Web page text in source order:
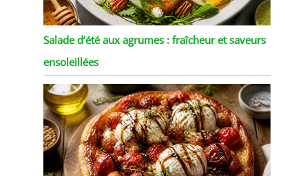
Salade d’été aux agrumes : fraîcheur et saveurs
ensoleillées